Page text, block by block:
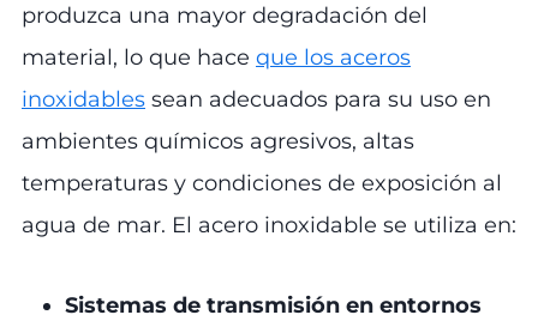
produzca una mayor degradación del
material, lo que hace que los aceros
inoxidables sean adecuados para su uso en
ambientes químicos agresivos, altas
temperaturas y condiciones de exposición al
agua de mar. El acero inoxidable se utiliza en:
Sistemas de transmisión en entornos